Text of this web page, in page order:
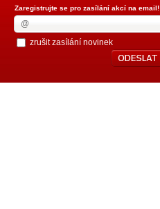
Zaregistrujte se pro zasílání akcí na email!
zrušit zasílání novinek